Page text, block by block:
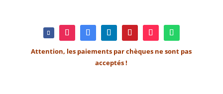
Attention, les paiements par chèques ne sont pas
acceptés !